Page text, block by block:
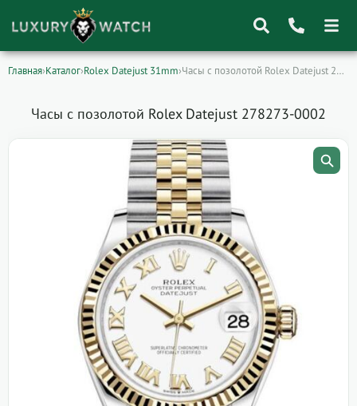
Главная›Каталог›Rolex Datejust 31mm› Часы с позолотой Rolex Datejust 278273-0002
Часы с позолотой Rolex Datejust 278273-0002